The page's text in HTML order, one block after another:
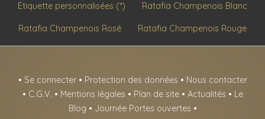
Etiquette personnalisées (*) Ratafia Champenois Blanc
Ratafia Champenois Rosé Ratafia Champenois Rouge
• Se connecter • Protection des données • Nous contacter
• C.G.V. • Mentions légales • Plan de site • Actualités • Le
Blog • Journée Portes ouvertes •